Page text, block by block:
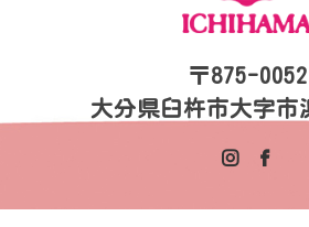
〒875-0052
大分県臼杵市大字市